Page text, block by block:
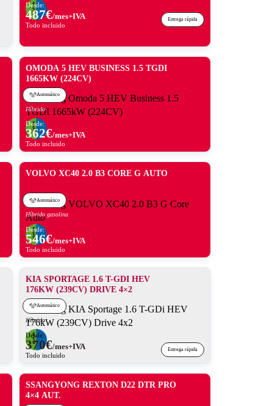
Desde:
487€/mes+IVA
Todo incluido
Entrega rápida
OMODA 5 HEV BUSINESS 1.5 TGDI
1665KW (224CV)
Automático
Híbrido
Desde:
362€/mes+IVA
Todo incluido
VOLVO XC40 2.0 B3 CORE G AUTO
Automático
Híbrido gasolina
Desde:
546€/mes+IVA
Todo incluido
KIA SPORTAGE 1.6 T-GDI HEV
176KW (239CV) DRIVE 4×2
Automático
Híbrido
Desde:
370€/mes+IVA
Todo incluido
Entrega rápida
SSANGYONG REXTON D22 DTR PRO
4×4 AUT.